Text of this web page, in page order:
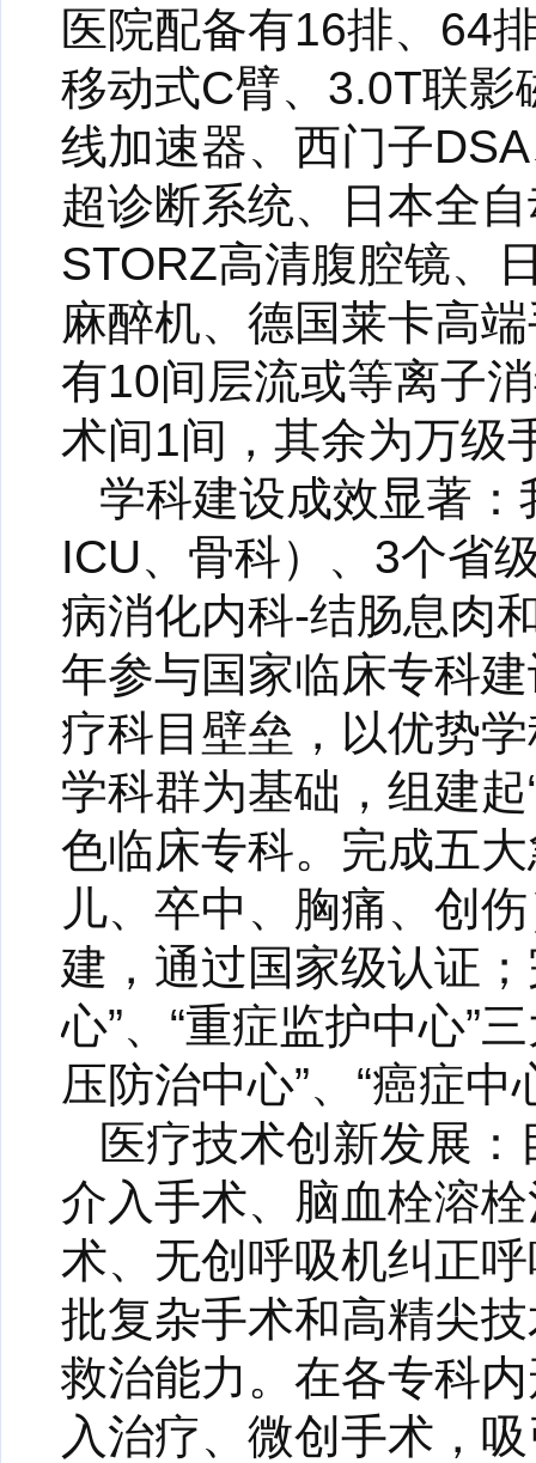
医院配备有16排、64
移动式C臂、3.0T联影
线加速器、西门子
超诊断系统、日本全
STORZ高清腹腔镜、
麻醉机、德国莱卡高
有10间层流或等离子
术间1间，其余为万级
学科建设成效显著
ICU、骨科）、3个省
病消化内科-结肠息肉
年参与国家临床专科
疗科目壁垒，以优势
学科群为基础，组建起
色临床专科。完成五
儿、卒中、胸痛、创
建，通过国家级认证
心”、“重症监护中心”
压防治中心”、“癌症
医疗技术创新发展
介入手术、脑血栓溶
术、无创呼吸机纠正
批复杂手术和高精尖
救治能力。在各专科
入治疗、微创手术，